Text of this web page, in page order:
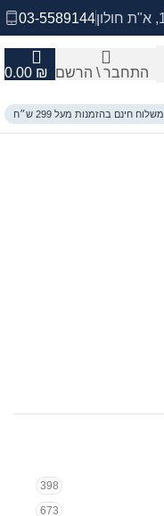
03-5589144
התחבר \ הרשם 0.00 ₪
משלוח חינם בהזמנות מעל 299 ש״ח
398
673